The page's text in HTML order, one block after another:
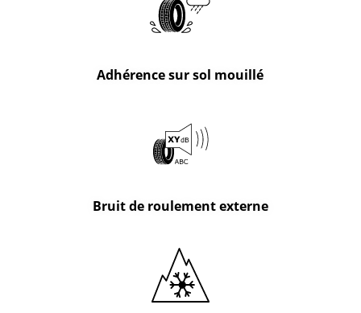
Adhérence sur sol mouillé
Bruit de roulement externe